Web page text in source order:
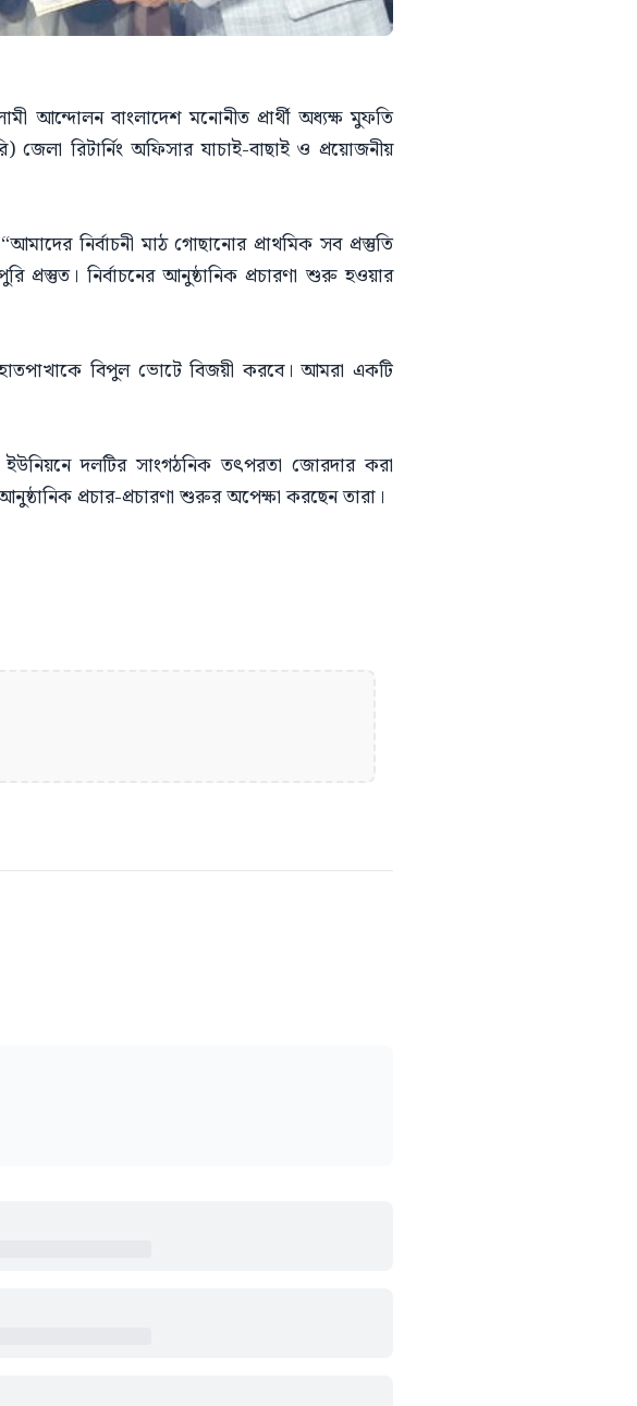
আন্দোলন বাংলাদেশ মনোনীত প্রার্থী অধ্যক্ষ মুফতি
রিটার্নিং অফিসার যাচাই-বাছাই ও প্রয়োজনীয়
নির্বাচনী মাঠ গোছানোর প্রাথমিক সব প্রস্তুতি
প্রস্তুত। নির্বাচনের আনুষ্ঠানিক প্রচারণা শুরু হওয়ার
বিপুল ভোটে বিজয়ী করবে। আমরা একটি
ইউনিয়নে দলটির সাংগঠনিক তৎপরতা জোরদার করা
প্রচার-প্রচারণা শুরুর অপেক্ষা করছেন তারা।